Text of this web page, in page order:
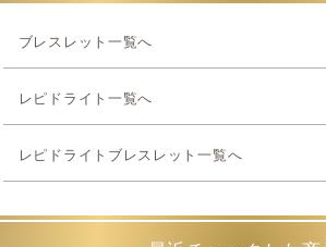
ブレスレット一覧へ
レピドライト一覧へ
レピドライトブレスレット一覧へ